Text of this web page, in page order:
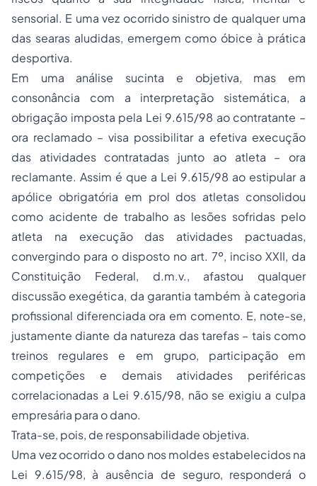
sensorial. E uma vez ocorrido sinistro de qualquer uma
das searas aludidas, emergem como óbice à prática
desportiva.
Em uma análise sucinta e objetiva, mas em
consonância com a interpretação sistemática, a
obrigação imposta pela Lei 9.615/98 ao contratante –
ora reclamado – visa possibilitar a efetiva execução
das atividades contratadas junto ao atleta – ora
reclamante. Assim é que a Lei 9.615/98 ao estipular a
apólice obrigatória em prol dos atletas consolidou
como acidente de trabalho as lesões sofridas pelo
atleta na execução das atividades pactuadas,
convergindo para o disposto no art. 7º, inciso XXII, da
Constituição Federal, d.m.v., afastou qualquer
discussão exegética, da garantia também à categoria
profissional diferenciada ora em comento. E, note-se,
justamente diante da natureza das tarefas – tais como
treinos regulares e em grupo, participação em
competições e demais atividades periféricas
correlacionadas a Lei 9.615/98, não se exigiu a culpa
empresária para o dano.
Trata-se, pois, de responsabilidade objetiva.
Uma vez ocorrido o dano nos moldes estabelecidos na
Lei 9.615/98, à ausência de seguro, responderá o